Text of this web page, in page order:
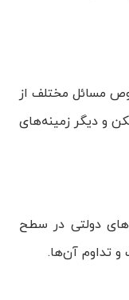
مسائل مختلف از
و دیگر زمینه‌های
دولتی در سطح
و تداوم آن‌ها.